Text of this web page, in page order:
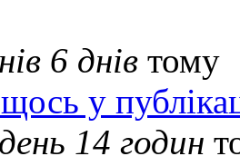
6 днів тому
у
14 годин